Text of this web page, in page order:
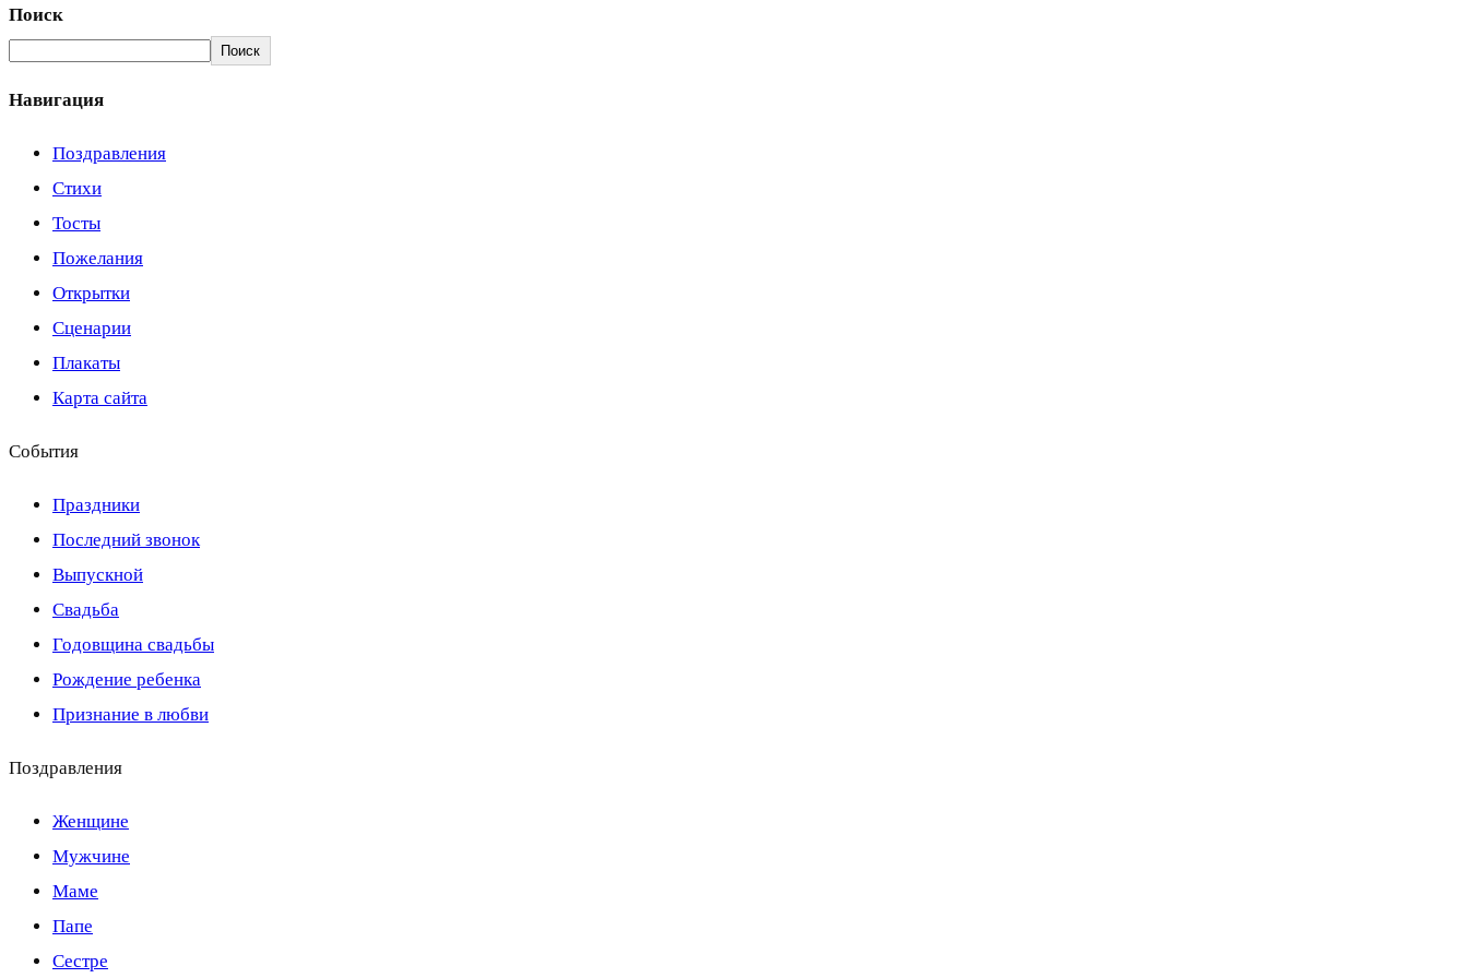
Поиск
Поиск
Навигация
Поздравления
Стихи
Тосты
Пожелания
Открытки
Сценарии
Плакаты
Карта сайта
События
Праздники
Последний звонок
Выпускной
Свадьба
Годовщина свадьбы
Рождение ребенка
Признание в любви
Поздравления
Женщине
Мужчине
Маме
Папе
Сестре